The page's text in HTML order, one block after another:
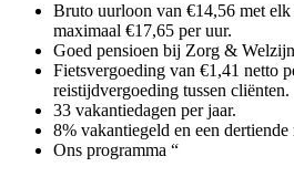
Bruto uurloon van €14,56 met
maximaal €17,65 per uur.
Goed pensioen bij Zorg &
Fietsvergoeding van €1,41 netto
reistijdvergoeding tussen cliënten.
33 vakantiedagen per jaar.
8% vakantiegeld en een dertiende
Ons programma “